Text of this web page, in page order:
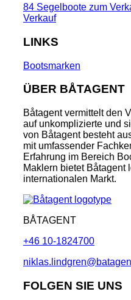
84 Segelboote zum
Verkauf
LINKS
Bootsmarken
ÜBER BÅTAGENT
Båtagent vermittelt den
auf unkomplizierte und
von Båtagent besteht
mit umfassender
Erfahrung im Bereich
Maklern bietet Båtagent
internationalen Markt.
BÅTAGENT
+46 10-1824700
FOLGEN SIE UNS